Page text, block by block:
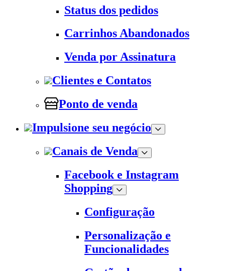
Status dos pedidos
Carrinhos Abandonados
Venda por Assinatura
Clientes e Contatos
Ponto de venda
Impulsione seu negócio
Canais de Venda
Facebook e Instagram
Shopping
Configuração
Personalização e
Funcionalidades